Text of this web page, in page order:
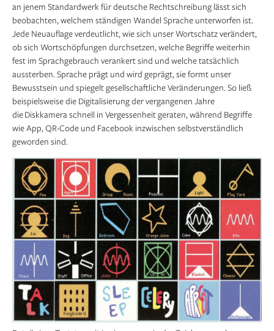
an jenem Standardwerk für deutsche Rechtschreibung lässt sich
beobachten, welchem ständigen Wandel Sprache unterworfen ist.
Jede Neuauflage verdeutlicht, wie sich unser Wortschatz verändert,
ob sich Wortschöpfungen durchsetzen, welche Begriffe weiterhin
fest im Sprachgebrauch verankert sind und welche tatsächlich
aussterben. Sprache prägt und wird geprägt, sie formt unser
Bewusstsein und spiegelt gesellschaftliche Ver­änderungen. So ließ
beispielsweise die Digitalisierung der vergangenen Jahre
die Diskkamera schnell in Vergessenheit geraten, während Begriffe
wie App, QR-Code und Facebook inzwischen selbstverständlich
geworden sind.